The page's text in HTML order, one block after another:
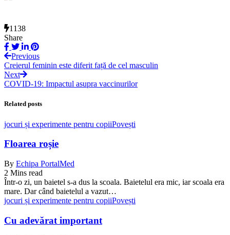
1138
Share
Previous
Creierul feminin este diferit față de cel masculin
Next
COVID-19: Impactul asupra vaccinurilor
Related posts
jocuri și experimente pentru copiiPovești
Floarea roșie
By Echipa PortalMed
2 Mins read
Într-o zi, un baietel s-a dus la scoala. Baietelul era mic, iar scoala era
mare. Dar când baietelul a vazut…
jocuri și experimente pentru copiiPovești
Cu adevărat important